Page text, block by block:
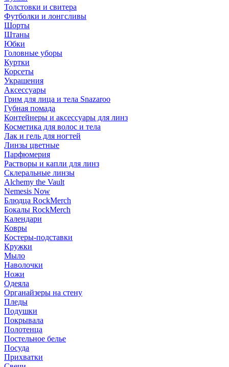
Толстовки и свитера
Футболки и лонгсливы
Шорты
Штаны
Юбки
Головные уборы
Куртки
Корсеты
Украшения
Аксессуары
Грим для лица и тела Snazaroo
Губная помада
Контейнеры и аксессуары для линз
Косметика для волос и тела
Лак и гель для ногтей
Линзы цветные
Парфюмерия
Растворы и капли для линз
Склеральные линзы
Alchemy the Vault
Nemesis Now
Блюдца RockMerch
Бокалы RockMerch
Календари
Ковры
Костеры-подставки
Кружки
Мыло
Наволочки
Ножи
Одеяла
Органайзеры на стену
Пледы
Подушки
Покрывала
Полотенца
Постельное белье
Посуда
Прихватки